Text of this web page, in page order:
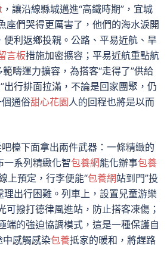
，讓沿線縣城邁進“高鐵時期”，宜城
座們哭得更厲害了，他們的海水淚開
利返鄉投親。公路、平易近航、旱
言板措施加密擴容；平易近航重點航
疇運力擴容，為搭客“走得了”供給
行排面拉滿，不論是回家團聚，仍
通俗甜心花園人的回程也將是以而
檯下面拿出兩件武器：一條精緻的
一系列精緻化智包養網能化辦事包養
上預定，行李便能“包養網站到門”投
出行困難。列車上，設置兒童游樂
撥打德律風進站，防止搭客凍傷；
端的強迫協調模式，這是一種保護自
感觸感染包養抵家的暖和，將趕路